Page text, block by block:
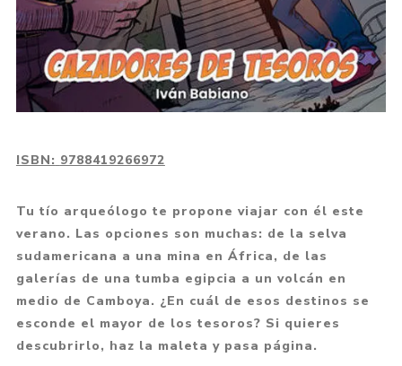
ISBN: 9788419266972
Tu tío arqueólogo te propone viajar con él este
verano. Las opciones son muchas: de la selva
sudamericana a una mina en África, de las
galerías de una tumba egipcia a un volcán en
medio de Camboya. ¿En cuál de esos destinos se
esconde el mayor de los tesoros? Si quieres
descubrirlo, haz la maleta y pasa página.